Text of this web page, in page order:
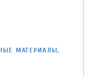
МАТЕРИАЛЫ,